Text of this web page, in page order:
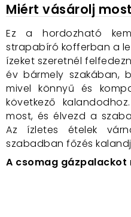
Miért vásárolj
Ez a hordozható
strapabíró kofferban a
ízeket szeretnél
év bármely szakában,
mivel könnyű és
következő
most, és élvezd a
Az ízletes ételek
szabadban főzés
A csomag gázpalackot